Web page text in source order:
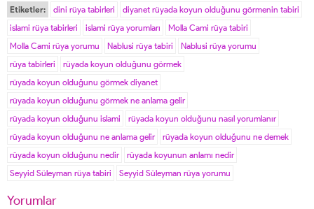
Etiketler: dini rüya tabirleri
diyanet rüyada koyun olduğunu görmenin tabiri
islami rüya tabirleri
islami rüya yorumları
Molla Cami rüya tabiri
Molla Cami rüya yorumu
Nablusi rüya tabiri
Nablusi rüya yorumu
rüya tabirleri
rüyada koyun olduğunu görmek
rüyada koyun olduğunu görmek diyanet
rüyada koyun olduğunu görmek ne anlama gelir
rüyada koyun olduğunu islami
rüyada koyun olduğunu nasıl yorumlanır
rüyada koyun olduğunu ne anlama gelir
rüyada koyun olduğunu ne demek
rüyada koyun olduğunu nedir
rüyada koyunun anlamı nedir
Seyyid Süleyman rüya tabiri
Seyyid Süleyman rüya yorumu
Yorumlar